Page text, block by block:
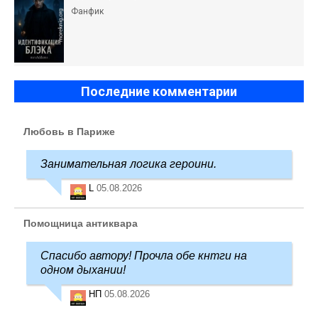
Фанфик
Последние комментарии
Любовь в Париже
Занимательная логика героини.
L 05.08.2026
Помощница антиквара
Спасибо автору! Прочла обе кнтги на
одном дыхании!
НП 05.08.2026